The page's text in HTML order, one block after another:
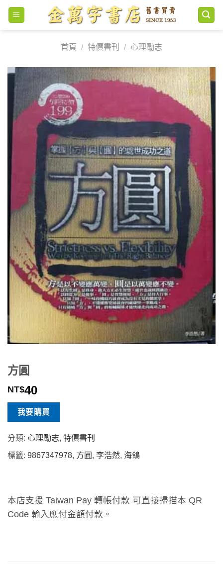
Skip
content
首頁
/ 特價書刊 / 心理勵志
方圓
NT$40
我要購買
分類: 心理勵志, 特價書刊
標籤: 9867347978, 方圓 , 李浩然, 海鴿
本店支援 Taiwan Pay 轉帳付款 可直接掃描本 QR
Code 輸入應付金額付款。